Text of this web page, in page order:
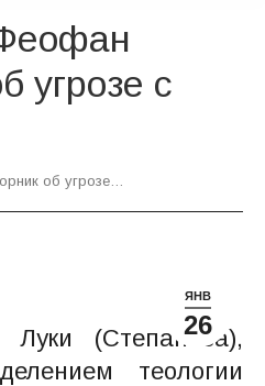
угрозе с
об угрозе…
ЯНВ
26
(Степанова),
теологии